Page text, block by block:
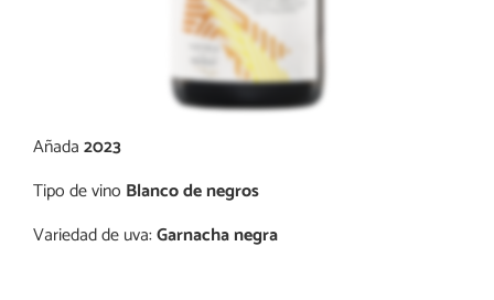
Añada2023
Tipo de vino Blanco de negros
Variedad de uva:Garnacha negra